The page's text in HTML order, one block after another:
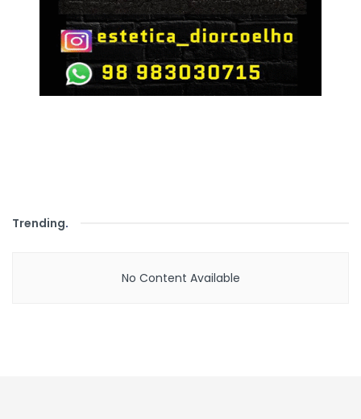
Trending.
No Content Available